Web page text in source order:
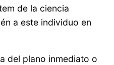
de la ciencia
a este individuo en
del plano inmediato o